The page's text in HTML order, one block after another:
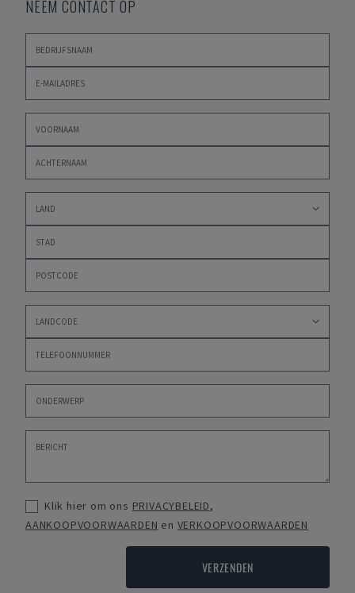
NEEM CONTACT OP
Klik hier om ons PRIVACYBELEID,
AANKOOPVOORWAARDEN en VERKOOPVOORWAARDEN
VERZENDEN